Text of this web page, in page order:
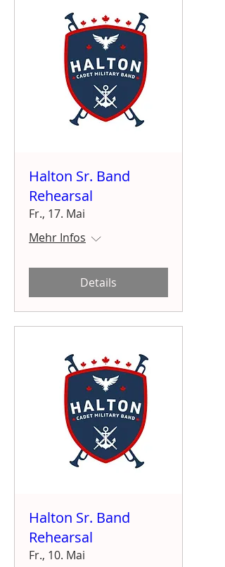
Halton Sr. Band
Rehearsal
Fr., 17. Mai
Mehr Infos
Details
Halton Sr. Band
Rehearsal
Fr., 10. Mai